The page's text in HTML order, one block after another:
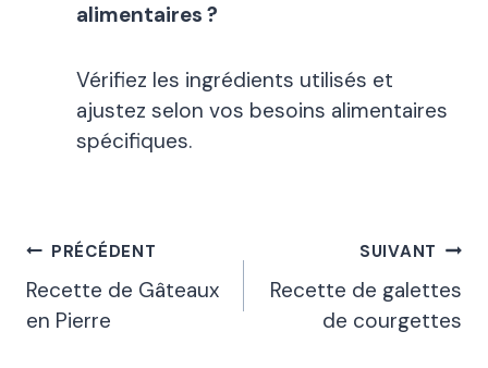
alimentaires ?
Vérifiez les ingrédients utilisés et
ajustez selon vos besoins alimentaires
spécifiques.
Navigation
De
L’article
PRÉCÉDENT
Recette de Gâteaux
en Pierre
SUIVANT
Recette de galettes
de courgettes